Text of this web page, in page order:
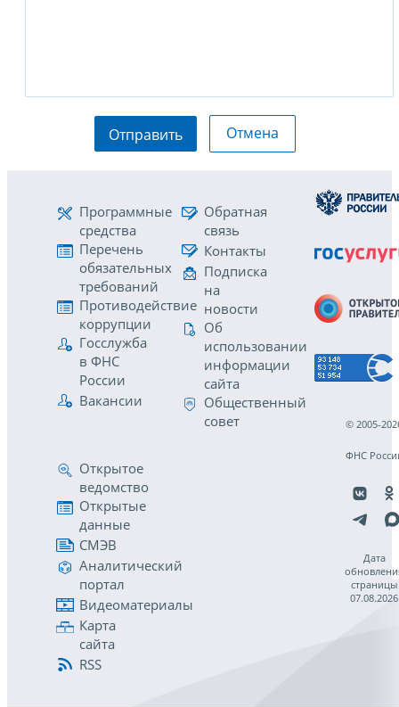
Отправить Отмена
Программные
средства
Перечень
обязательных
требований
Противодействие
коррупции
Госслужба
в ФНС
России
Вакансии
Обратная
связь
Контакты
Подписка
на
новости
Об
использовании
информации
сайта
Общественный
совет
Открытое
ведомство
Открытые
данные
СМЭВ
Аналитический
портал
Видеоматериалы
Карта
сайта
RSS
© 2005-
ФНС
Дата
страницы
07.08.2026